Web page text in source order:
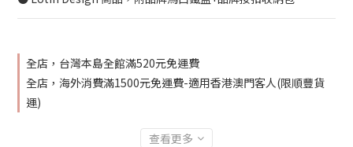
全店，台灣本島全館滿520元免運費
全店，海外消費滿1500元免運費-適用香港澳門客人(限順豐貨
運)
查看更多